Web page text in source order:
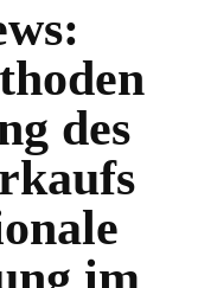
des